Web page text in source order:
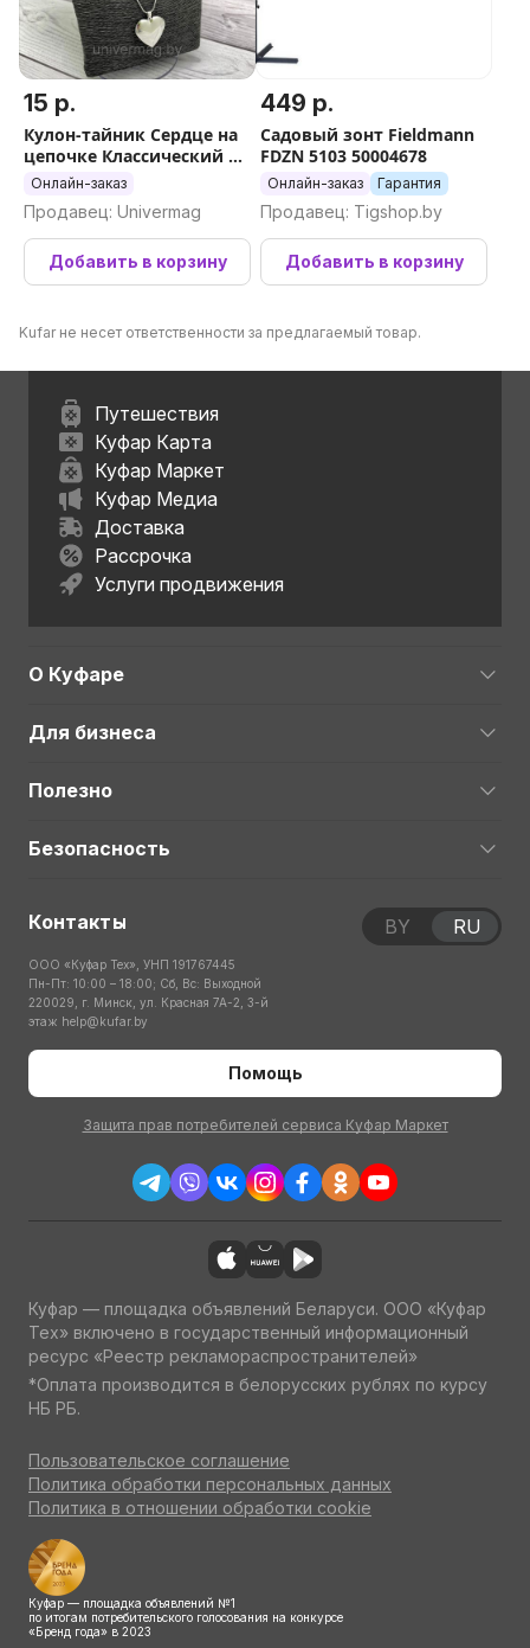
15 р.
Кулон-тайник Сердце на
цепочке Классический в
серебре
Онлайн-заказ
Продавец: Univermag
Добавить в корзину
449 р.
Садовый зонт Fieldmann
FDZN 5103 50004678
Онлайн-заказ Гарантия
Продавец: Tigshop.by
Добавить в корзину
Kufar не несет ответственности за предлагаемый товар.
Путешествия
Куфар Карта
Куфар Маркет
Куфар Медиа
Доставка
Рассрочка
Услуги продвижения
О Куфаре
Для бизнеса
Полезно
Безопасность
Контакты
ООО «Куфар Тех», УНП 191767445
Пн-Пт: 10:00 – 18:00; Сб, Вс: Выходной
220029, г. Минск, ул. Красная 7А-2, 3-й
этаж help@kufar.by
Помощь
Защита прав потребителей сервиса Куфар Маркет
BY RU
Куфар — площадка объявлений Беларуси. ООО «Куфар
Тех» включено в государственный информационный
ресурс «Реестр рекламораспространителей»
*Оплата производится в белорусских рублях по курсу
НБ РБ.
Пользовательское соглашение
Политика обработки персональных данных
Политика в отношении обработки cookie
Куфар — площадка объявлений №1
по итогам потребительского голосования на конкурсе
«Бренд года» в 2023